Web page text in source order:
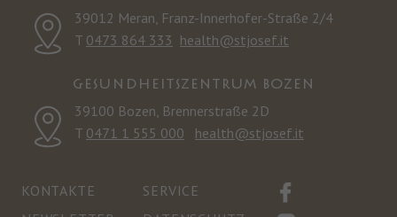
39012 Meran, Franz-Innerhofer-Straße 2/4
T 0473 864 333 health@stjosef.it
GESUNDHEITSZENTRUM BOZEN
39100 Bozen, Brennerstraße 2D
T 0471 1 555 000 health@stjosef.it
KONTAKTE
SERVICE